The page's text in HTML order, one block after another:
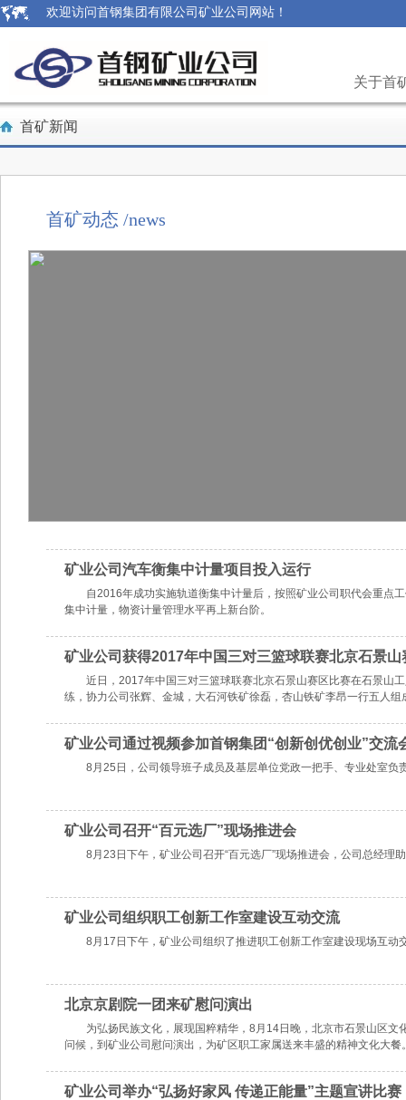
欢迎访问首钢集团有限公司矿业公司网站！
关于首
首矿新闻
首矿动态 /news
矿业公司汽车衡集中计量项目投入运行
自2016年成功实施轨道衡集中计量后，按照矿业公司职代会重点
集中计量，物资计量管理水平再上新台阶。
矿业公司获得2017年中国三对三篮球联赛北京石景山
近日，2017年中国三对三篮球联赛北京石景山赛区比赛在石景山
练，协力公司张辉、金城，大石河铁矿徐磊，杏山铁矿李昂一行五人
矿业公司通过视频参加首钢集团“创新创优创业”交流
8月25日，公司领导班子成员及基层单位党政一把手、专业处室负
矿业公司召开“百元选厂”现场推进会
8月23日下午，矿业公司召开“百元选厂”现场推进会，公司总经理
矿业公司组织职工创新工作室建设互动交流
8月17日下午，矿业公司组织了推进职工创新工作室建设现场互
北京京剧院一团来矿慰问演出
为弘扬民族文化，展现国粹精华，8月14日晚，北京市石景山区
问候，到矿业公司慰问演出，为矿区职工家属送来丰盛的精神文化大餐
矿业公司举办“弘扬好家风 传递正能量”主题宣讲比赛